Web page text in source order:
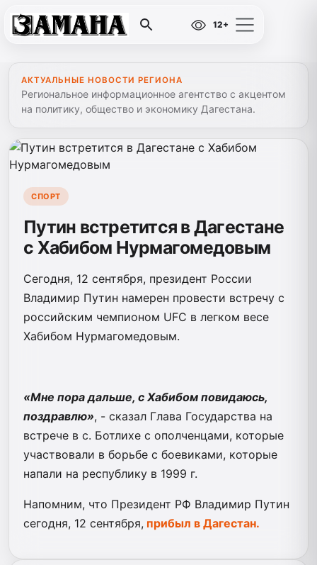
12+
АКТУАЛЬНЫЕ НОВОСТИ РЕГИОНА
Региональное информационное агентство с акцентом
на политику, общество и экономику Дагестана.
СПОРТ
Путин встретится в Дагестане
с Хабибом Нурмагомедовым
Сегодня, 12 сентября, президент России
Владимир Путин намерен провести встречу с
российским чемпионом UFC в легком весе
Хабибом Нурмагомедовым.
«Мне пора дальше, с Хабибом повидаюсь,
поздравлю», - сказал Глава Государства на
встрече в с. Ботлихе с ополченцами, которые
участвовали в борьбе с боевиками, которые
напали на республику в 1999 г.
Напомним, что Президент РФ Владимир Путин
сегодня, 12 сентября, прибыл в Дагестан.